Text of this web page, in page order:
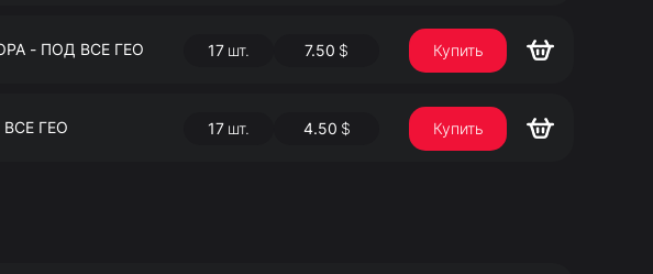
- ПОД ВСЕ ГЕО 17 шт. 7.50 $ Купить
ГЕО 17 шт. 4.50 $ Купить